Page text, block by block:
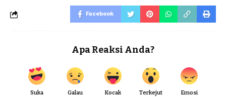
Facebook
Apa Reaksi Anda?
Suka Galau Kocak Terkejut Emosi